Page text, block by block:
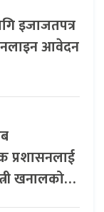
इजाजतपत्र
आवेदन
प्रशासनलाई
खनालको…